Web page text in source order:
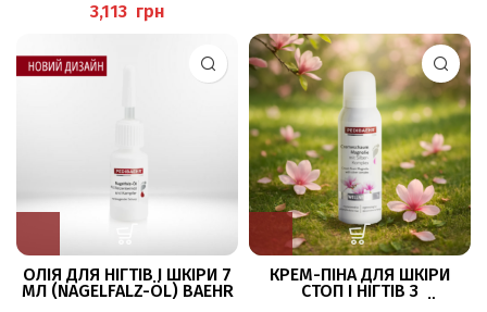
грн
ОЛІЯ ДЛЯ НІГТІВ І ШКІРИ 7
МЛ (NAGELFALZ-ÖL) BAEHR
КРЕМ-ПІНА ДЛЯ ШКІРИ
СТОП І НІГТІВ З